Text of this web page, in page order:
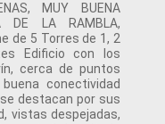
MUY BUENA
DE LA RAMBLA,
de 5 Torres de 1, 2
Edificio con los
cerca de puntos
conectividad
destacan por sus
vistas despejadas,